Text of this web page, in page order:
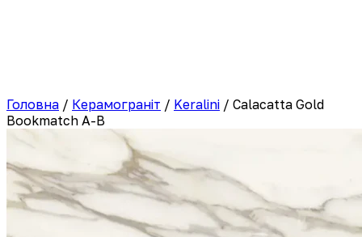
Головна / Керамограніт / Keralini / Calacatta Gold
Bookmatch A-B